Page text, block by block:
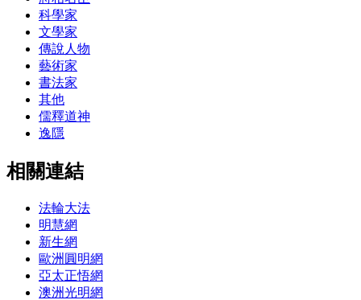
科學家
文學家
傳說人物
藝術家
書法家
其他
儒釋道神
逸隱
相關連結
法輪大法
明慧網
新生網
歐洲圓明網
亞太正悟網
澳洲光明網